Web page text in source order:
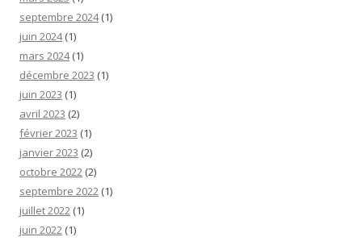
septembre 2024(1)
juin 2024(1)
mars 2024(1)
décembre 2023 (1)
juin 2023 (1)
avril 2023 (2)
février 2023 (1)
janvier 2023 (2)
octobre 2022 (2)
septembre 2022 (1)
juillet 2022 (1)
juin 2022 (1)